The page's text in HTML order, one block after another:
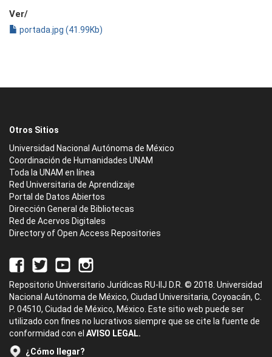
Ver/
portada.jpg (41.99Kb)
Otros Sitios
Universidad Nacional Autónoma de México
Coordinación de Humanidades UNAM
Toda la UNAM en línea
Red Universitaria de Aprendizaje
Portal de Datos Abiertos
Dirección General de Bibliotecas
Red de Acervos Digitales
Directory of Open Access Repositories
Repositorio Universitario Jurídicas RU-IIJ D.R. © 2018. Universidad
Nacional Autónoma de México, Ciudad Universitaria, Coyoacán, C.
P. 04510, Ciudad de México, México. Este sitio web puede ser
utilizado con fines no lucrativos siempre que se cite la fuente de
conformidad con el AVISO LEGAL.
¿Cómo llegar?